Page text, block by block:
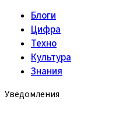
Блоги
Цифра
Техно
Культура
Знания
Уведомления